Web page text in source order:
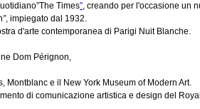
Times”, creando per l'occasione un
”, impiegato dal 1932.
d'arte contemporanea di Parigi Nuit Blanche.
Dom Pérignon,
e il New York Museum of Modern Art.
di comunicazione artistica e design del